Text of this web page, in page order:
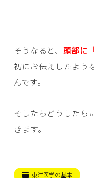
そうなると、 頭部に
初にお伝えしたよう
んです。
そしたらどうしたら
きます。
東洋医学の基本